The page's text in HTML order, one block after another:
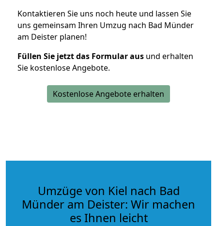
Kontaktieren Sie uns noch heute und lassen Sie
uns gemeinsam Ihren Umzug nach Bad Münder
am Deister planen!
Füllen Sie jetzt das Formular aus und erhalten
Sie kostenlose Angebote.
Kostenlose Angebote erhalten
Umzüge von Kiel nach Bad
Münder am Deister: Wir machen
es Ihnen leicht